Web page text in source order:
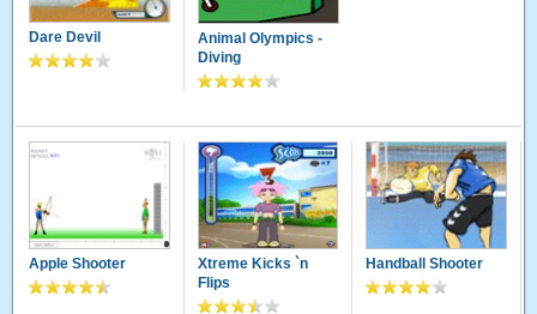
Dare Devil
Animal Olympics -
Diving
Apple Shooter
Xtreme Kicks `n
Flips
Handball Shooter